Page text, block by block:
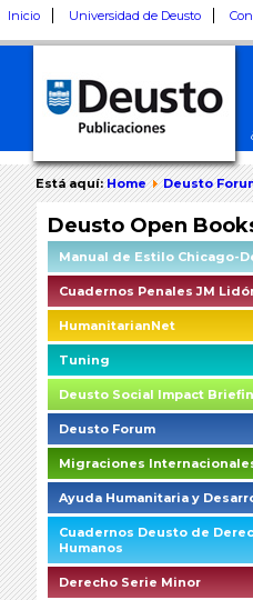
Inicio Universidad de Deusto
Está aquí:Home Deusto
Deusto Open
Manual de Estilo Chicago-
Cuadernos Penales JM
HumanitarianNet
Tuning
Deusto Social Impact
Deusto Forum
Migraciones
Ayuda Humanitaria y
Cuadernos Deusto de
Humanos
Derecho Serie Minor